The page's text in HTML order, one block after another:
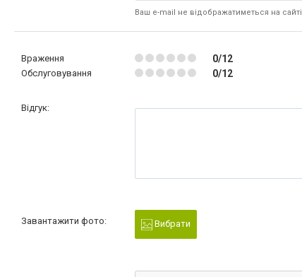
Ваш e-mail не відображатиметься на сайті
Враження 0/12
Обслуговування 0/12
Відгук:
Завантажити фото: Вибрати